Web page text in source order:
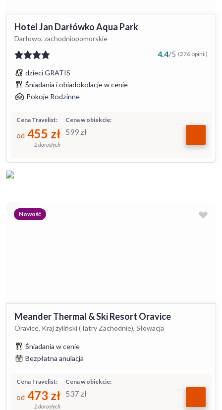
Hotel Jan Darłówko Aqua Park
Darłowo, zachodniopomorskie
4.4/5 (276 opinii)
dzieci GRATIS
Śniadania i obiadokolacje w cenie
Pokoje Rodzinne
Cena w obiekcie:
599 zł
Cena Travelist:
od 455 zł
2 dorosłych
Nowość
Meander Thermal & Ski Resort Oravice
Oravice, Kraj żyliński (Tatry Zachodnie), Słowacja
Śniadania w cenie
Bezpłatna anulacja
Cena w obiekcie:
537 zł
Cena Travelist:
od 473 zł
2 dorosłych